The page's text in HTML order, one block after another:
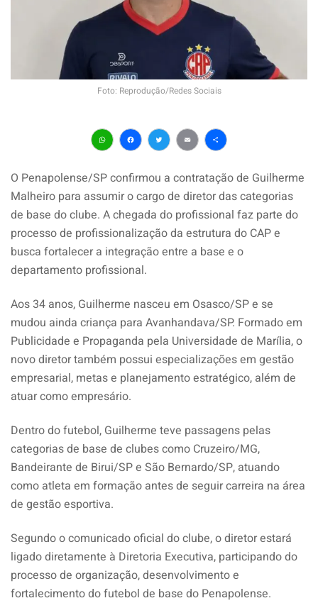
Foto: Reprodução/Redes Sociais
WhatsApp
Facebook
Twitter
EmailShare
O Penapolense/SP confirmou a contratação de Guilherme
Malheiro para assumir o cargo de diretor das categorias
de base do clube. A chegada do profissional faz parte do
processo de profissionalização da estrutura do CAP e
busca fortalecer a integração entre a base e o
departamento profissional.
Aos 34 anos, Guilherme nasceu em Osasco/SP e se
mudou ainda criança para Avanhandava/SP. Formado em
Publicidade e Propaganda pela Universidade de Marília, o
novo diretor também possui especializações em gestão
empresarial, metas e planejamento estratégico, além de
atuar como empresário.
Dentro do futebol, Guilherme teve passagens pelas
categorias de base de clubes como Cruzeiro/MG,
Bandeirante de Birui/SP e São Bernardo/SP, atuando
como atleta em formação antes de seguir carreira na área
de gestão esportiva.
Segundo o comunicado oficial do clube, o diretor estará
ligado diretamente à Diretoria Executiva, participando do
processo de organização, desenvolvimento e
fortalecimento do futebol de base do Penapolense.